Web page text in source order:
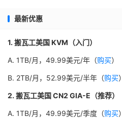
最新优惠
1. 搬瓦工美国 KVM（入门）
A. 1TB/月，49.99美元/年（购买）
B. 2TB/月，52.99美元/半年（购买）
2. 搬瓦工美国 CN2 GIA-E（推荐）
A. 1TB/月，49.99美元/季度（购买）